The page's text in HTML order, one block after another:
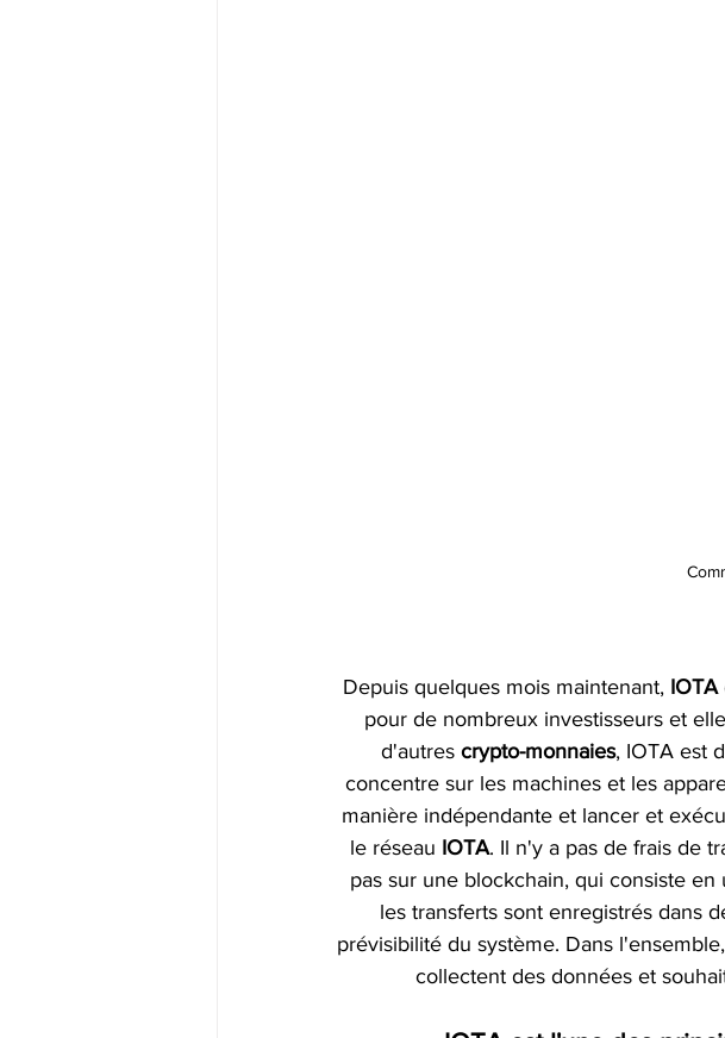
Depuis quelques mois maintenant, IOTA
pour de nombreux investisseurs et
d'autres crypto-monnaies, IOTA est
concentre sur les machines et les
manière indépendante et lancer et
le réseau IOTA. Il n'y a pas de frais de
pas sur une blockchain, qui consiste
les transferts sont enregistrés dans
prévisibilité du système. Dans
collectent des données et